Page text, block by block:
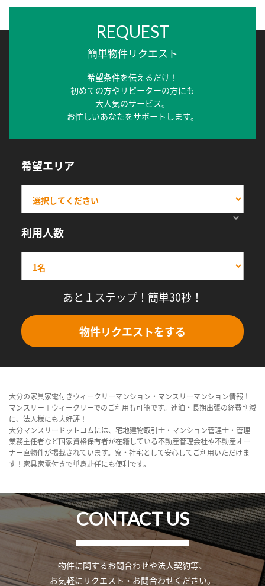
REQUEST
簡単物件リクエスト
希望条件を伝えるだけ！
初めての方やリピーターの方にも
大人気のサービス。
お忙しいあなたをサポートします。
希望エリア
利用人数
あと１ステップ！簡単30秒！
物件リクエストをする
大分の家具家電付きウィークリーマンション・マンスリーマンション情報！
マンスリー＋ウィークリーでのご利用も可能です。連泊・長期出張の経費削減
に、法人様にも大好評！
大分マンスリードットコムには、宅地建物取引士・マンション管理士・管理
業務主任者など国家資格保有者が在籍している不動産管理会社や不動産オー
ナー直物件が掲載されています。寮・社宅として安心してご利用いただけま
す！家具家電付きで単身赴任にも便利です。
CONTACT US
物件に関するお問合わせや法人契約等、
お気軽にリクエスト・お問合わせください。